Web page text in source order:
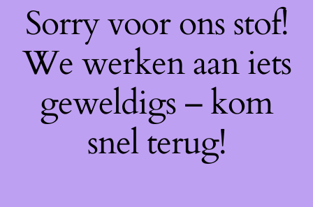
Sorry voor ons stof!
We werken aan iets
geweldigs – kom
snel terug!